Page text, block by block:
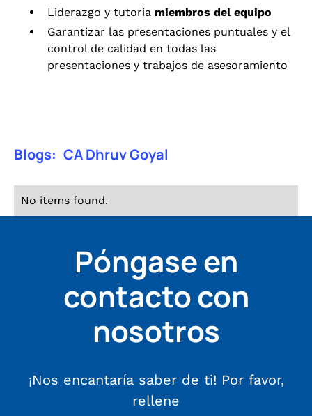
Liderazgo y tutoría miembros del equipo
Garantizar las presentaciones puntuales y el
control de calidad en todas las
presentaciones y trabajos de asesoramiento
Blogs: CA Dhruv Goyal
No items found.
Póngase en
contacto con
nosotros
¡Nos encantaría saber de ti! Por favor,
rellene